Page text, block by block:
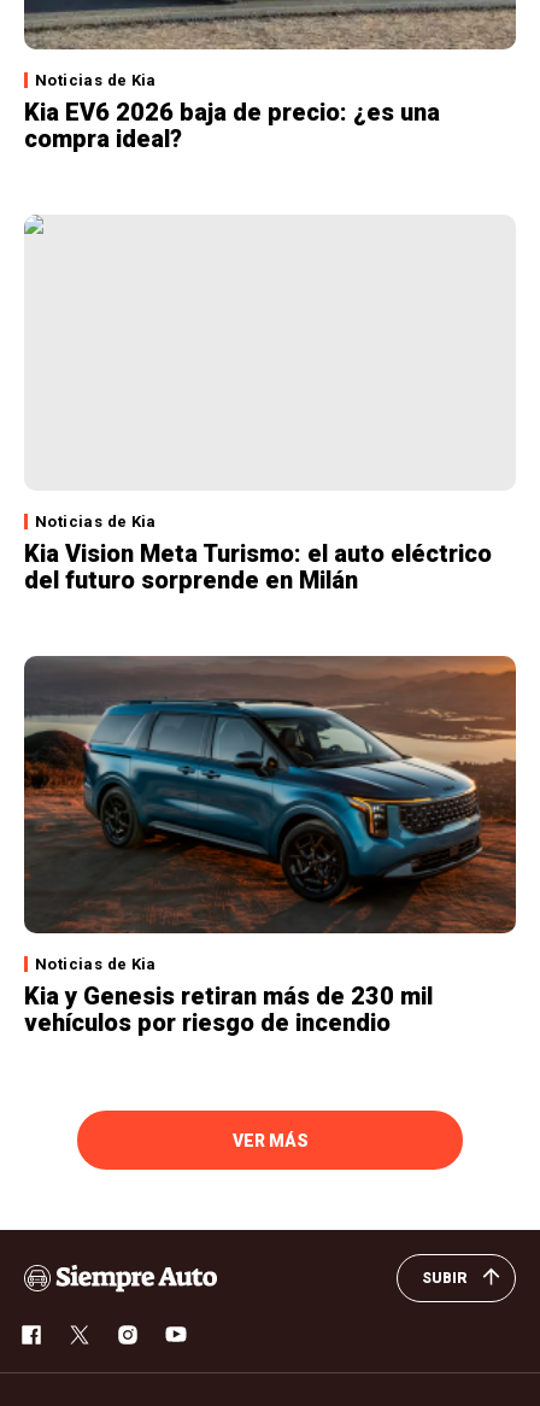
Noticias de Kia
Kia EV6 2026 baja de precio: ¿es una
compra ideal?
Noticias de Kia
Kia Vision Meta Turismo: el auto eléctrico
del futuro sorprende en Milán
Noticias de Kia
Kia y Genesis retiran más de 230 mil
vehículos por riesgo de incendio
VER MÁS
SUBIR